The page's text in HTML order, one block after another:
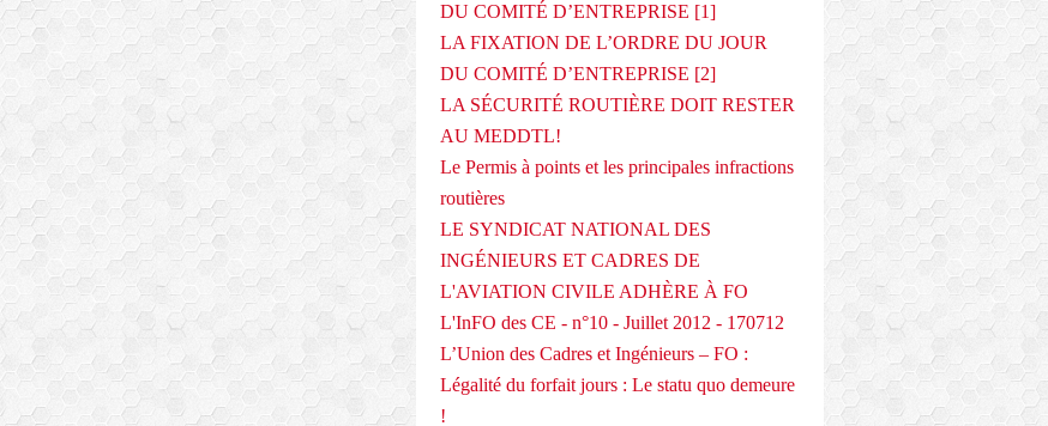
DU COMITÉ D’ENTREPRISE [1]
LA FIXATION DE L’ORDRE DU JOUR
DU COMITÉ D’ENTREPRISE [2]
LA SÉCURITÉ ROUTIÈRE DOIT RESTER
AU MEDDTL!
Le Permis à points et les principales infractions
routières
LE SYNDICAT NATIONAL DES
INGÉNIEURS ET CADRES DE
L'AVIATION CIVILE ADHÈRE À FO
L'InFO des CE - n°10 - Juillet 2012 - 170712
L’Union des Cadres et Ingénieurs – FO :
Légalité du forfait jours : Le statu quo demeure
!